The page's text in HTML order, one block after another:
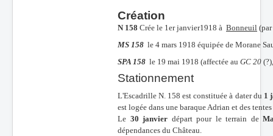
Création
N 158 Crée le 1er janvier1918 à Bonneuil
MS 158 le 4 mars 1918 équipée de Morane
SPA 158 le 19 mai 1918 (affectée au GC 20
Stationnement
L'Escadrille N. 158 est constituée à dater du 1
est logée dans une baraque Adrian et des tentes
Le 30 janvier départ pour le terrain de
dépendances du Château.